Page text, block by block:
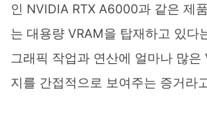
인 NVIDIA RTX A6000과 같은 제
는 대용량 VRAM을 탑재하고 있다
그래픽 작업과 연산에 얼마나 많은
지를 간접적으로 보여주는 증거라